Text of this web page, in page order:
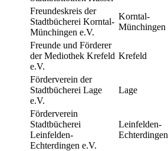
Freundeskreis der
Stadtbücherei Korntal-
Münchingen e.V.
Korntal-
Münchingen
Freunde und Förderer
der Mediothek Krefeld
e.V.
Krefeld
Förderverein der
Stadtbücherei Lage
e.V.
Lage
Förderverein
Stadtbücherei
Leinfelden-
Echterdingen e.V.
Leinfelden-
Echterdingen